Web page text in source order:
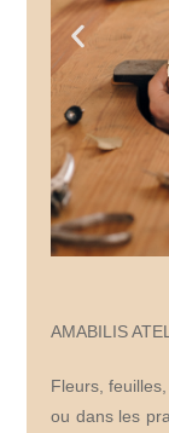
AMABILIS
Fleurs,
ou dans les